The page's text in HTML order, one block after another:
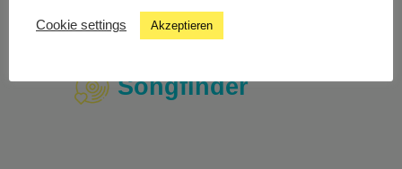
Studiochat
Songfinder
Cookie settings Akzeptieren